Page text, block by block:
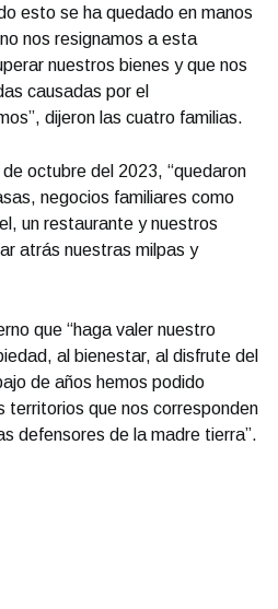
esto se ha quedado en manos
nos resignamos a esta
nuestros bienes y que nos
causadas por el
dijeron las cuatro familias.
octubre del 2023, “quedaron
negocios familiares como
un restaurante y nuestros
atrás nuestras milpas y
que “haga valer nuestro
al bienestar, al disfrute del
de años hemos podido
territorios que nos corresponden
defensores de la madre tierra”.